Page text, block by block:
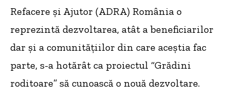
Refacere și Ajutor (ADRA) România o
reprezintă dezvoltarea, atât a beneficiarilor
dar și a comunitățiilor din care aceștia fac
parte, s-a hotărât ca proiectul “Grădini
roditoare” să cunoască o nouă dezvoltare.